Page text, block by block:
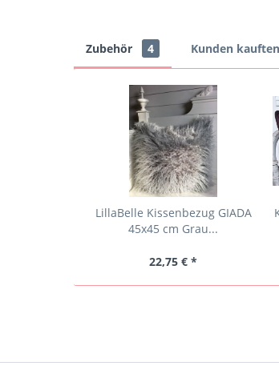
Zubehör 4 Kunden
LillaBelle Kissenbezug GIADA
45x45 cm Grau...
22,75 € *